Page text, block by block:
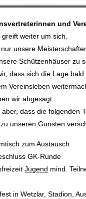
und
weiter um sich.
unsere
Schützenhäuser zu
dass sich die Lage
Vereinsleben
wir abgesagt.
dass die folgenden
unseren Gunsten
zum Austausch
GK-Runde
Jugend mind.
in Wetzlar, Stadion,